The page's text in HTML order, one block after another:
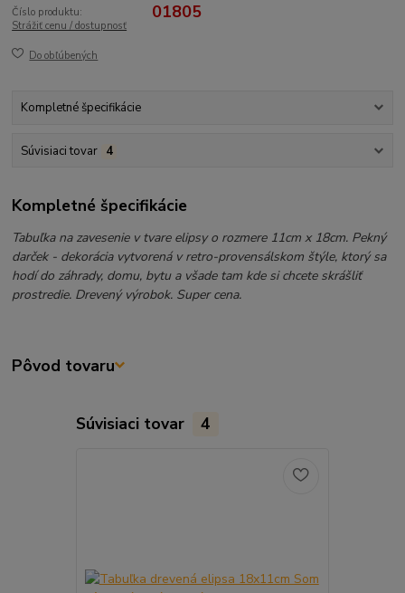
Číslo produktu: 01805
Strážiť cenu / dostupnosť
Do obľúbených
Kompletné špecifikácie
Súvisiaci tovar 4
Kompletné špecifikácie
Tabuľka na zavesenie v tvare elipsy o rozmere 11cm x 18cm. Pekný
darček - dekorácia vytvorená v retro-provensálskom štýle, ktorý sa
hodí do záhrady, domu, bytu a všade tam kde si chcete skrášliť
prostredie. Drevený výrobok. Super cena.
Pôvod tovaru
Súvisiaci tovar 4